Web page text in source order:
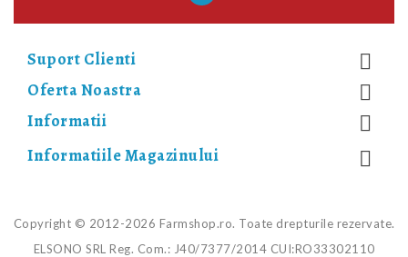
Suport Clienti 
Oferta Noastra 
Informatii 
Informatiile Magazinului 
Copyright © 2012-2026 Farmshop.ro. Toate drepturile rezervate.
ELSONO SRL Reg. Com.: J40/7377/2014 CUI:RO33302110